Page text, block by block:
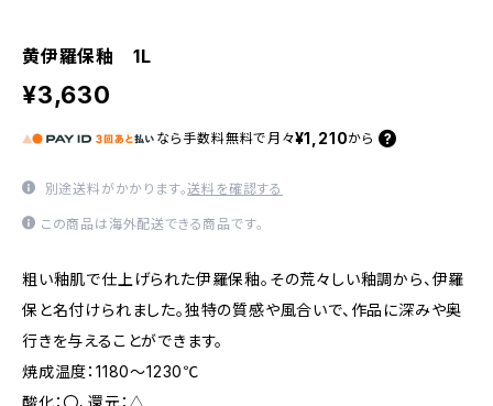
黄伊羅保釉 1L
¥3,630
なら 手数料無料で 月々¥1,210から
別途送料がかかります。送料を確認する
この商品は海外配送できる商品です。
粗い釉肌で仕上げられた伊羅保釉。その荒々しい釉調から、伊羅
保と名付けられました。独特の質感や風合いで、作品に深みや奥
行きを与えることができます。
焼成温度：1180～1230℃
酸化：〇、還元：△